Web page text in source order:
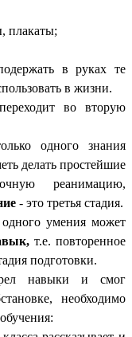
плакаты;
в руках те
в жизни.
во вторую
одного знания
делать простейшие
реанимацию,
- это третья стадия.
умения может
т.е. повторенное
подготовки.
навыки и смог
необходимо